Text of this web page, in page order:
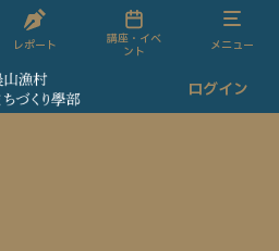
レポート
講座・イベ
ント
メニュー
ログイン